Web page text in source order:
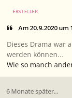
ERSTELLER
Am 20.9.2020 um
Dieses Drama war
werden können...
Wie so manch
6 Monate später...